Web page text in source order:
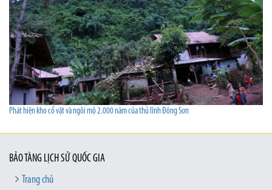
Phát hiện kho cổ vật và ngôi mộ 2.000 năm của thủ lĩnh Đông Sơn
BẢO TÀNG LỊCH SỬ QUỐC GIA
Trang chủ